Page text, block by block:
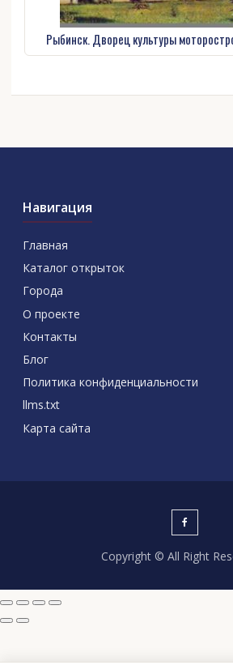
Рыбинск. Дворец культуры
Навигация
Главная
Каталог открыток
Города
О проекте
Контакты
Блог
Политика конфиденциальности
llms.txt
Карта сайта
Copyright © All Right